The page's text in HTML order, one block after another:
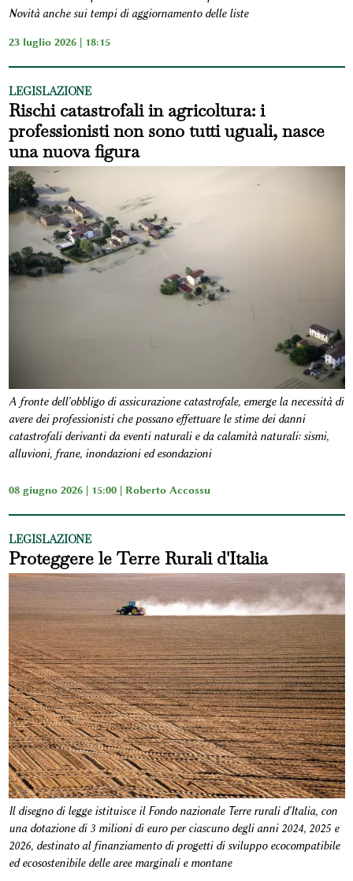
Novità anche sui tempi di aggiornamento delle liste
23 luglio 2026 | 18:15
LEGISLAZIONE
Rischi catastrofali in agricoltura: i
professionisti non sono tutti uguali, nasce
una nuova figura
A fronte dell'obbligo di assicurazione catastrofale, emerge la necessità di
avere dei professionisti che possano effettuare le stime dei danni
catastrofali derivanti da eventi naturali e da calamità naturali: sismi,
alluvioni, frane, inondazioni ed esondazioni
08 giugno 2026 | 15:00 | Roberto Accossu
LEGISLAZIONE
Proteggere le Terre Rurali d'Italia
Il disegno di legge istituisce il Fondo nazionale Terre rurali d'Italia, con
una dotazione di 3 milioni di euro per ciascuno degli anni 2024, 2025 e
2026, destinato al finanziamento di progetti di sviluppo ecocompatibile
ed ecosostenibile delle aree marginali e montane